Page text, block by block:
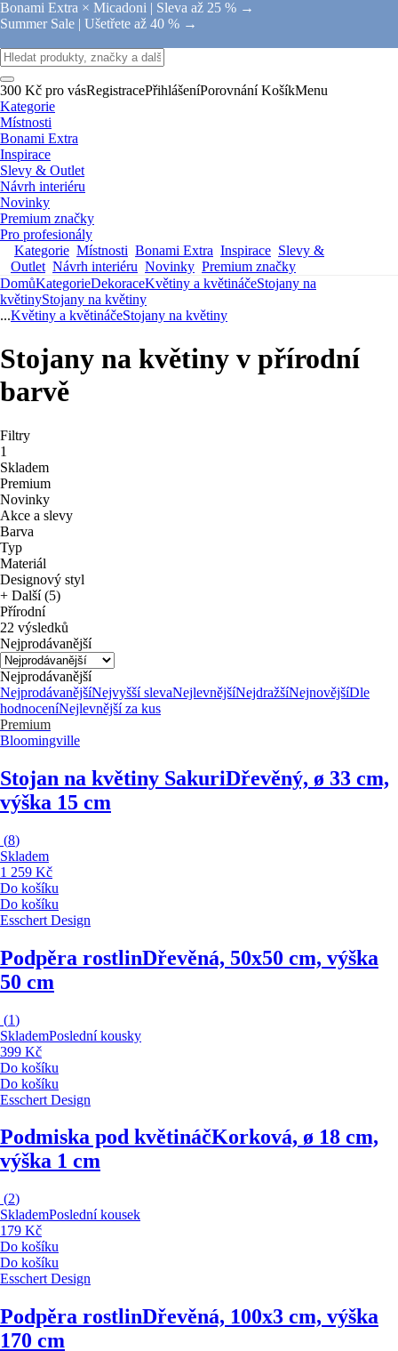
Bonami Extra × Micadoni | Sleva až 25 % →
Summer Sale | Ušetřete až 40 % →
300 Kč pro vásRegistracePřihlášeníPorovnání KošíkMenu
Kategorie
Místnosti
Bonami Extra
Inspirace
Slevy & Outlet
Návrh interiéru
Novinky
Premium značky
Pro profesionály
Kategorie Místnosti Bonami Extra Inspirace Slevy &
Outlet Návrh interiéru Novinky Premium značky
DomůKategorieDekoraceKvětiny a květináčeStojany na
květinyStojany na květiny
...Květiny a květináčeStojany na květiny
Stojany na květiny v přírodní
barvě
Filtry
1
Skladem
Premium
Novinky
Akce a slevy
Barva
Typ
Materiál
Designový styl
+ Další (5)
Přírodní
22 výsledků
Nejprodávanější
Nejprodávanější
NejprodávanějšíNejvyšší slevaNejlevnějšíNejdražšíNejnovějšíDle
hodnoceníNejlevnější za kus
Premium
Bloomingville
Stojan na květiny SakuriDřevěný, ø 33 cm,
výška 15 cm
(8)
Skladem
1 259 Kč
Do košíku
Do košíku
Esschert Design
Podpěra rostlinDřevěná, 50x50 cm, výška
50 cm
(1)
SklademPoslední kousky
399 Kč
Do košíku
Do košíku
Esschert Design
Podmiska pod květináčKorková, ø 18 cm,
výška 1 cm
(2)
SklademPoslední kousek
179 Kč
Do košíku
Do košíku
Esschert Design
Podpěra rostlinDřevěná, 100x3 cm, výška
170 cm